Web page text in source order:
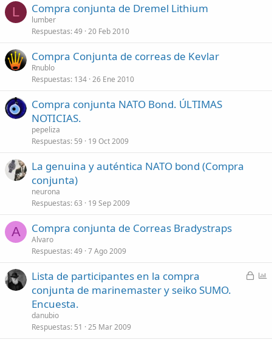
L Compra conjunta de Dremel Lithium
lumber
Respuestas 49 20 Feb 2010
Compra Conjunta de correas de Kevlar
Rnublo
Respuestas 134 26 Ene 2010
Compra conjunta NATO Bond. ÚLTIMAS
NOTICIAS.
pepeliza
Respuestas 59 19 Oct 2009
La genuina y auténtica NATO bond (Compra
conjunta)
neurona
Respuestas 63 19 Sep 2009
A Compra conjunta de Correas Bradystraps
Alvaro
Respuestas 49 7 Ago 2009
C
Lista de participantes en la compra
conjunta de marinemaster y seiko SUMO.
Encuesta.
danubio
Respuestas 51 25 Mar 2009